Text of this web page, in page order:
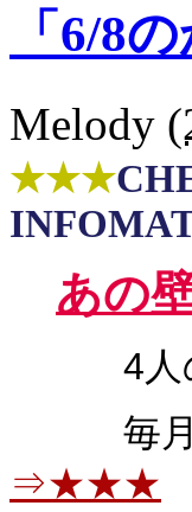
「6/8
Melody (
★★★
あの
4人の
毎月1
⇒★★★